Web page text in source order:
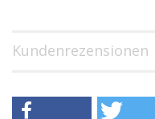
Kundenrezensionen